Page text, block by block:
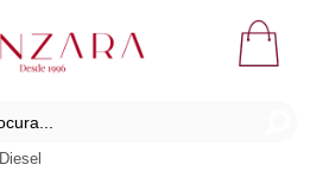
Diesel